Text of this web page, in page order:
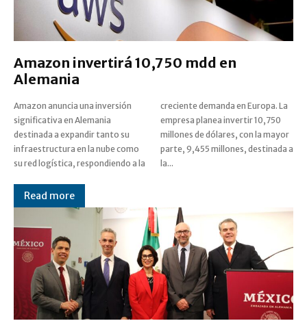
Amazon invertirá 10,750 mdd en
Alemania
Amazon anuncia una inversión
significativa en Alemania
destinada a expandir tanto su
infraestructura en la nube como
su red logística, respondiendo a la
creciente demanda en Europa. La
empresa planea invertir 10,750
millones de dólares, con la mayor
parte, 9,455 millones, destinada a
la...
Read more